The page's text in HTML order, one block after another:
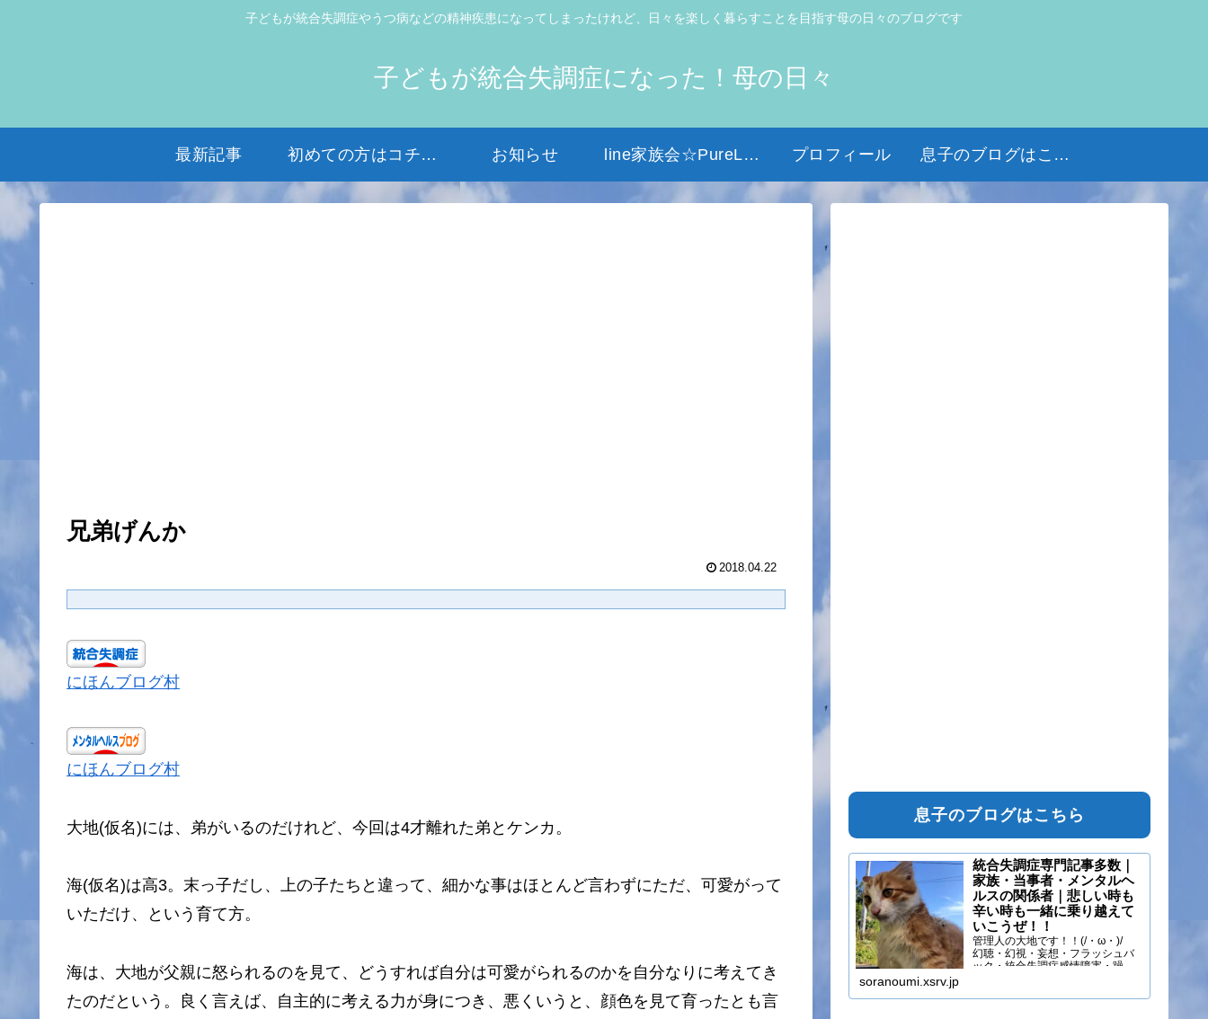
子どもが統合失調症やうつ病などの精神疾患になってしまったけれど、日々を楽しく暮らすことを目指す母の日々のブログです
子どもが統合失調症になった！母の日々
最新記事 初めての方はコチラから お知らせ line家族会☆PureLight☆ プロフィール 息子のブログはこちら
兄弟げんか
2018.04.22
にほんブログ村
にほんブログ村
大地(仮名)には、弟がいるのだけれど、今回は4才離れた弟とケンカ。
海(仮名)は高3。末っ子だし、上の子たちと違って、細かな事はほとんど言わずにただ、可愛がって
いただけ、という育て方。
海は、大地が父親に怒られるのを見て、どうすれば自分は可愛がられるのかを自分なりに考えてき
たのだという。良く言えば、自主的に考える力が身につき、悪くいうと、顔色を見て育ったとも言
息子のブログはこちら
統合失調症専門記事多数｜
家族・当事者・メンタルヘ
ルスの関係者｜悲しい時も
辛い時も一緒に乗り越えて
いこうぜ！！
管理人の大地です！！(/・ω・)/
幻聴・幻視・妄想・フラッシュバ
ック・統合失調症感情障害・躁う
soranoumi.xsrv.jp